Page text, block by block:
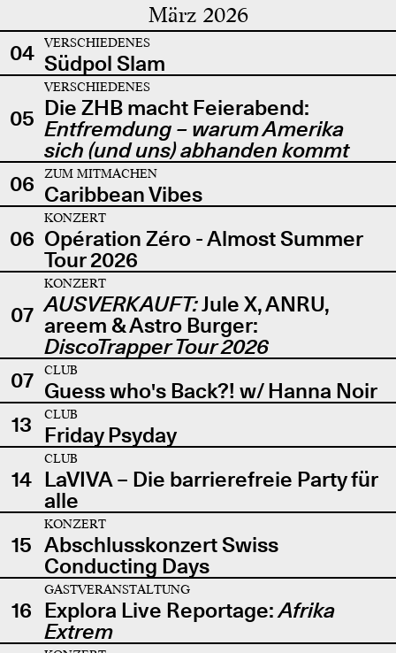
März 2026
04 VERSCHIEDENES
Südpol Slam
05
VERSCHIEDENES
Die ZHB macht Feierabend:
Entfremdung – warum Amerika
sich (und uns) abhanden kommt
06
ZUM MITMACHEN
Caribbean Vibes
06
KONZERT
Opération Zéro - Almost Summer
Tour 2026
07
KONZERT
AUSVERKAUFT:Jule X, ANRU,
areem & Astro Burger:
DiscoTrapper Tour 2026
07
CLUB
Guess who's Back?! w/ Hanna Noir
13
CLUB
Friday Psyday
14
CLUB
LaVIVA – Die barrierefreie Party für
alle
15
KONZERT
Abschlusskonzert Swiss
Conducting Days
16
GASTVERANSTALTUNG
Explora Live Reportage:Afrika
Extrem